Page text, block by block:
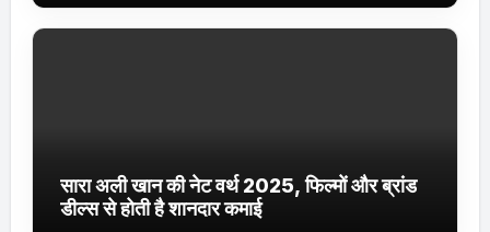
सारा अली खान की नेट वर्थ 2025, फिल्मों और ब्रांड
डील्स से होती है शानदार कमाई